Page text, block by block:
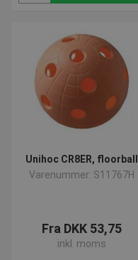
Unihoc CR8ER, floorball
Varenummer: S11767H
Fra DKK 53,75
inkl. moms